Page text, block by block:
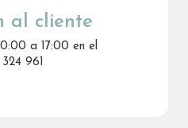
al cliente
a 17:00 en el
961